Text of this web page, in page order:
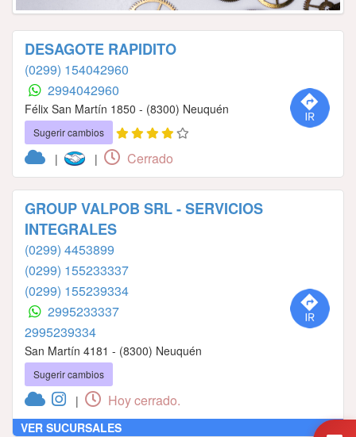
DESAGOTE RAPIDITO
(0299) 154042960
2994042960
Félix San Martín 1850 - (8300) Neuquén
Sugerir cambios
| | Cerrado
GROUP VALPOB SRL - SERVICIOS
INTEGRALES
(0299) 4453899
(0299) 155233337
(0299) 155239334
2995233337
2995239334
San Martín 4181 - (8300) Neuquén
Sugerir cambios
| Hoy cerrado.
VER SUCURSALES